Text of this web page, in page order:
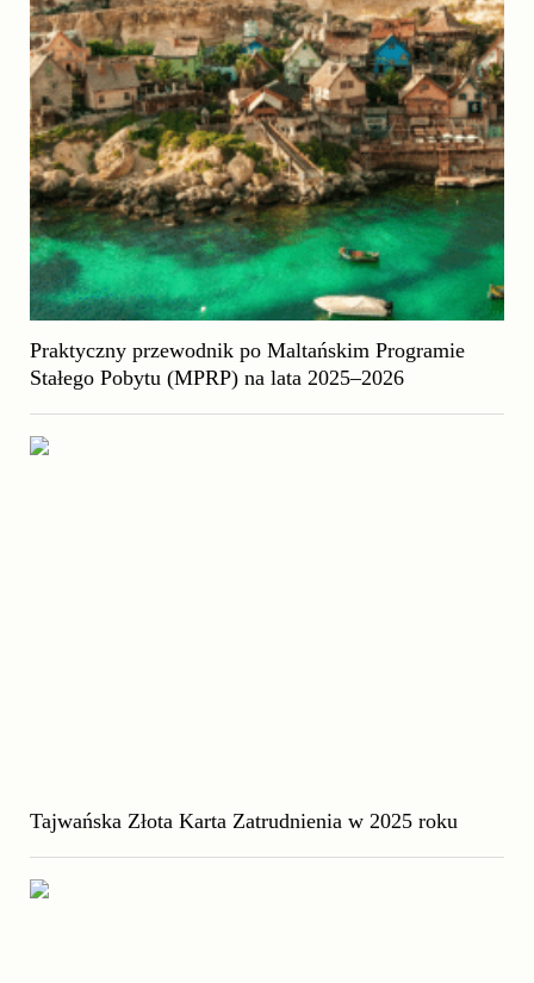
Praktyczny przewodnik po Maltańskim Programie
Stałego Pobytu (MPRP) na lata 2025–2026
Tajwańska Złota Karta Zatrudnienia w 2025 roku